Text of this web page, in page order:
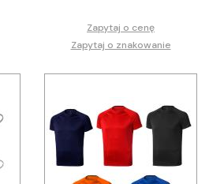
Zapytaj o cenę
Zapytaj o znakowanie